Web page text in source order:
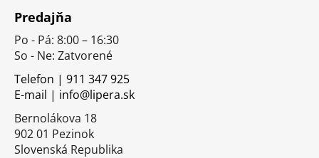
Predajňa
Po - Pá: 8:00 – 16:30
So - Ne: Zatvorené
Telefon | 911 347 925
E-mail | info@lipera.sk
Bernolákova 18
902 01 Pezinok
Slovenská Republika